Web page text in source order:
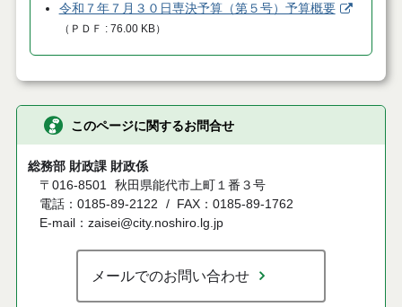
令和７年７月３０日専決予算（第５号）予算概要
（ ＰＤＦ 76.00 KB）
このページに関するお問合せ
総務部 財政課 財政係
〒016-8501 秋田県能代市上町１番３号
電話：0185-89-2122
FAX：0185-89-1762
E-mail：zaisei@city.noshiro.lg.jp
メールでのお問い合わせ